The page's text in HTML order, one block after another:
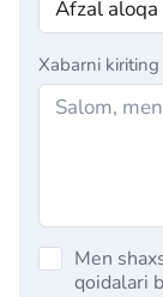
Xabarni kiriting
Men
qoidalari